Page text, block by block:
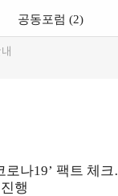
공동포럼 (2)
로나19’ 팩트 체
행